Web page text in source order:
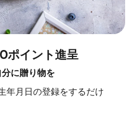
ポイント進呈
に贈り物を
年月日の登録をするだけ